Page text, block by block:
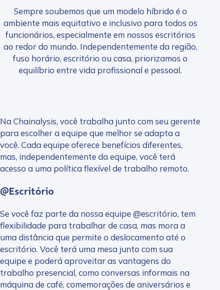
Sempre soubemos que um modelo híbrido é o
ambiente mais equitativo e inclusivo para todos os
funcionários, especialmente em nossos escritórios
ao redor do mundo. Independentemente da região,
fuso horário, escritório ou casa, priorizamos o
equilíbrio entre vida profissional e pessoal.
Na Chainalysis, você trabalha junto com seu gerente
para escolher a equipe que melhor se adapta a
você. Cada equipe oferece benefícios diferentes,
mas, independentemente da equipe, você terá
acesso a uma política flexível de trabalho remoto.
@Escritório
Se você faz parte da nossa equipe @escritório, tem
flexibilidade para trabalhar de casa, mas mora a
uma distância que permite o deslocamento até o
escritório. Você terá uma mesa junto com sua
equipe e poderá aproveitar as vantagens do
trabalho presencial, como conversas informais na
máquina de café, comemorações de aniversários e